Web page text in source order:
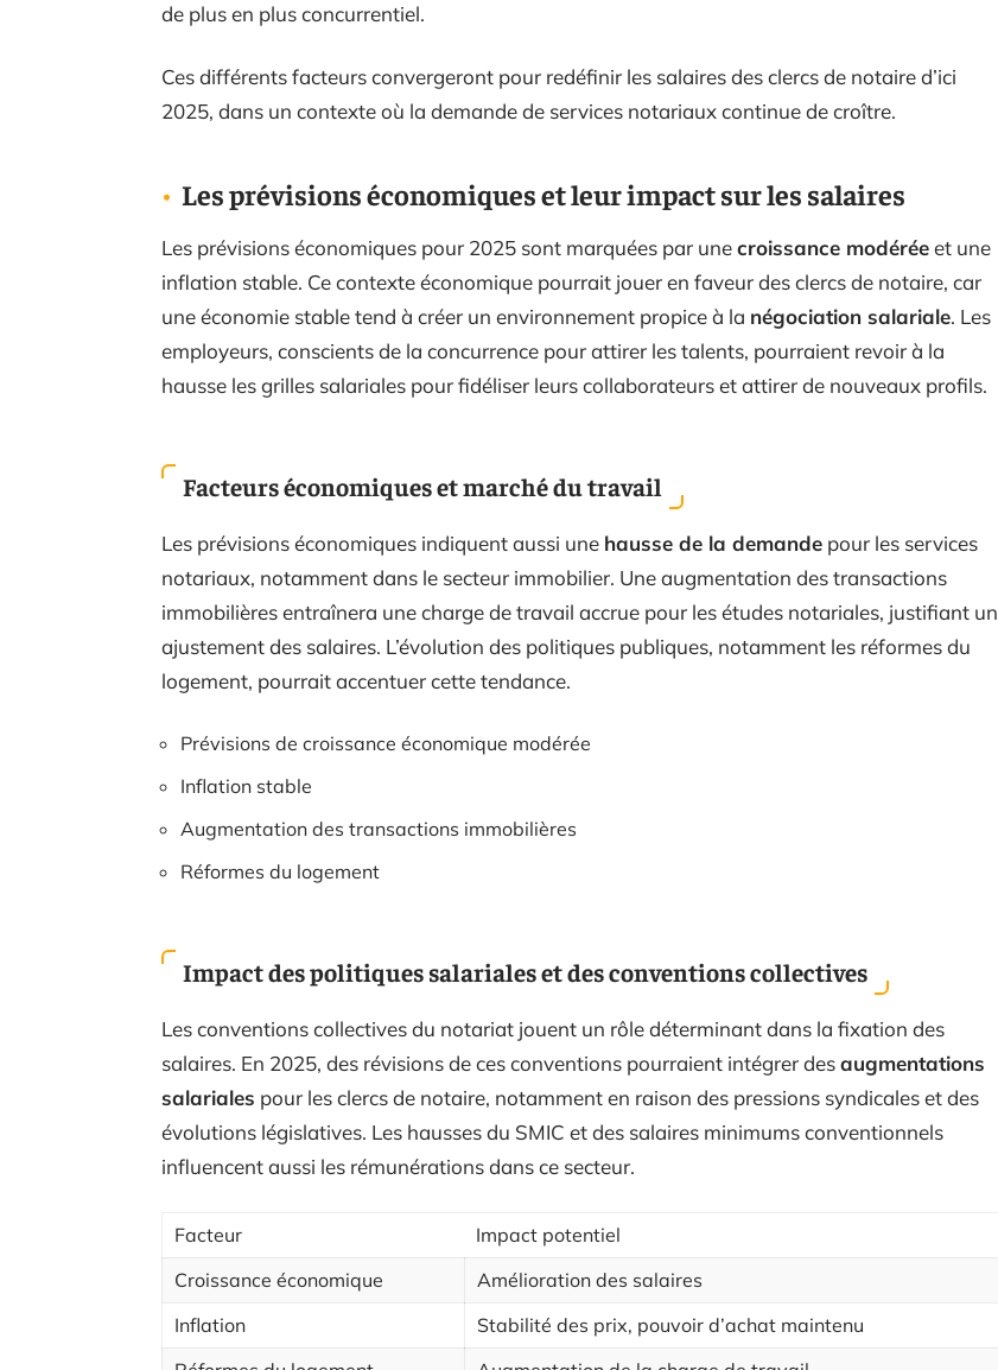
de plus en plus concurrentiel.
Ces différents facteurs convergeront pour redéfinir les salaires des clercs de notaire d’ici
2025, dans un contexte où la demande de services notariaux continue de croître.
Les prévisions économiques et leur impact sur les salaires
Les prévisions économiques pour 2025 sont marquées par unecroissance modéréeet une
inflation stable. Ce contexte économique pourrait jouer en faveur des clercs de notaire, car
une économie stable tend à créer un environnement propice à la négociation salariale. Les
employeurs, conscients de la concurrence pour attirer les talents, pourraient revoir à la
hausse les grilles salariales pour fidéliser leurs collaborateurs et attirer de nouveaux profils.
Facteurs économiques et marché du travail
Les prévisions économiques indiquent aussi une hausse de la demande pour les services
notariaux, notamment dans le secteur immobilier. Une augmentation des transactions
immobilières entraînera une charge de travail accrue pour les études notariales, justifiant un
ajustement des salaires. L’évolution des politiques publiques, notamment les réformes du
logement, pourrait accentuer cette tendance.
Prévisions de croissance économique modérée
Inflation stable
Augmentation des transactions immobilières
Réformes du logement
Impact des politiques salariales et des conventions collectives
Les conventions collectives du notariat jouent un rôle déterminant dans la fixation des
salaires. En 2025, des révisions de ces conventions pourraient intégrer desaugmentations
salariales pour les clercs de notaire, notamment en raison des pressions syndicales et des
évolutions législatives. Les hausses du SMIC et des salaires minimums conventionnels
influencent aussi les rémunérations dans ce secteur.
Facteur
Impact potentiel
Croissance économique
Amélioration des salaires
Inflation
Stabilité des prix, pouvoir d’achat maintenu